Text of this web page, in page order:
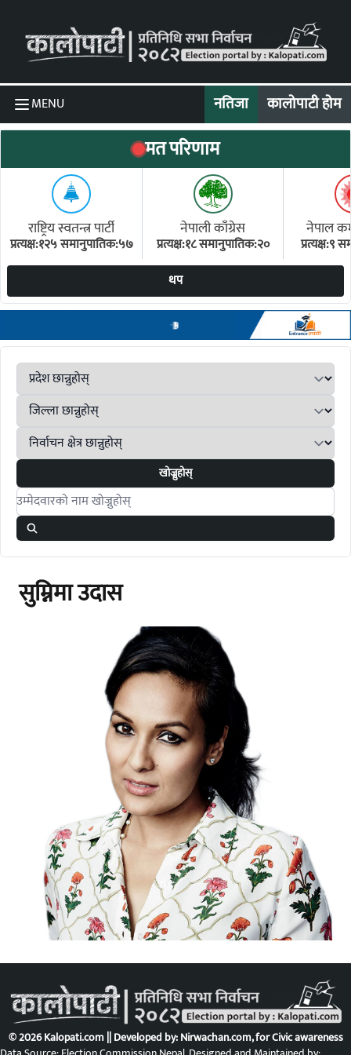
MENU नतिजा कालोपाटी होम
मत परिणाम
राष्ट्रिय स्वतन्त्र पार्टी
प्रत्यक्ष:१२५ समानुपातिक:५७
नेपाली काँग्रेस
प्रत्यक्ष:१८ समानुपातिक:२०
नेपाल
प्रत्यक्ष:९
थप
खोज्नुहोस्
Search candidates
सुम्निमा उदास
© 2026 Kalopati.com || Developed by:Nirwachan.com, for Civic awareness